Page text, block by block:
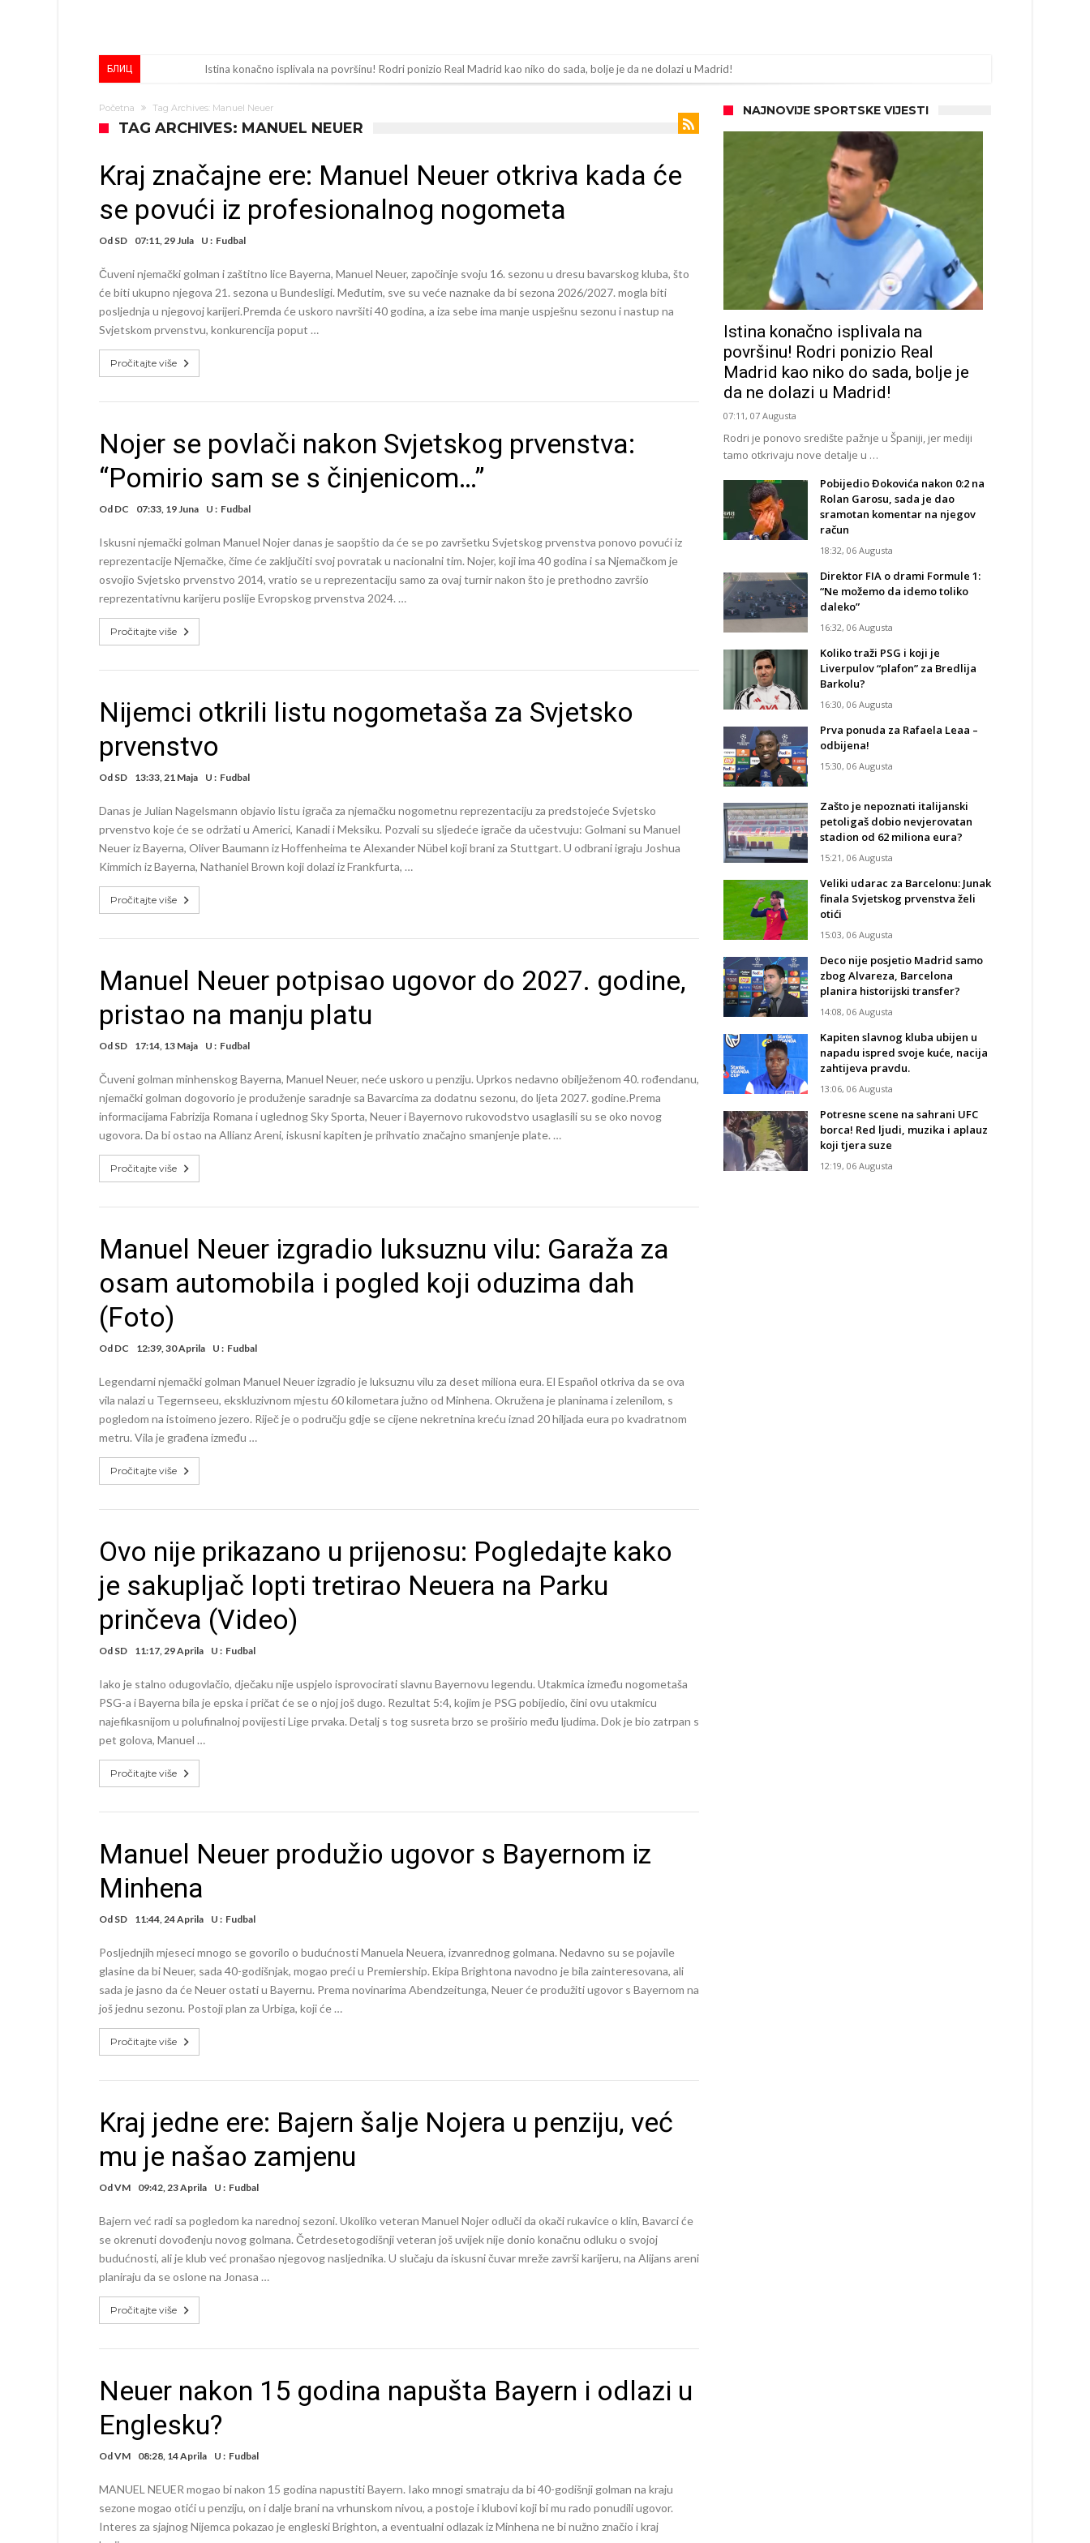
БЛИЦ Pobijedio Đokovića nakon 0:2 na Rolan Garosu, sada je dao sramotan komentar na njegov račun
Koliko traži PSG i koji je Liverpulov “plafon” za Bredlija Barkolu?
Zašto je nepoznati italijanski petoligaš dobio nevjerovatan stadion od 62 miliona eura?
Veliki udarac za Barcelonu: Junak finala Svjetskog prvenstva želi otići
Deco nije posjetio Madrid samo zbog Alvareza, Barcelona planira historijski transfer?
Potresne scene na sahrani UFC borca! Red ljudi, muzika i aplauz koji tjera suze
Početna Tag Archives: Manuel Neuer
TAG ARCHIVES: MANUEL NEUER
Kraj značajne ere: Manuel Neuer otkriva kada će
se povući iz profesionalnog nogometa
Od SD 07:11, 29 Jula U : Fudbal
Čuveni njemački golman i zaštitno lice Bayerna, Manuel Neuer, započinje svoju 16. sezonu u dresu bavarskog kluba, što
će biti ukupno njegova 21. sezona u Bundesligi. Međutim, sve su veće naznake da bi sezona 2026/2027. mogla biti
posljednja u njegovoj karijeri.Premda će uskoro navršiti 40 godina, a iza sebe ima manje uspješnu sezonu i nastup na
Svjetskom prvenstvu, konkurencija poput …
Pročitajte više
Nojer se povlači nakon Svjetskog prvenstva:
“Pomirio sam se s činjenicom…”
Od DC 07:33, 19 Juna U : Fudbal
Iskusni njemački golman Manuel Nojer danas je saopštio da će se po završetku Svjetskog prvenstva ponovo povući iz
reprezentacije Njemačke, čime će zaključiti svoj povratak u nacionalni tim. Nojer, koji ima 40 godina i sa Njemačkom je
osvojio Svjetsko prvenstvo 2014, vratio se u reprezentaciju samo za ovaj turnir nakon što je prethodno završio
reprezentativnu karijeru poslije Evropskog prvenstva 2024. …
Pročitajte više
Nijemci otkrili listu nogometaša za Svjetsko
prvenstvo
Od SD 13:33, 21 Maja U : Fudbal
Danas je Julian Nagelsmann objavio listu igrača za njemačku nogometnu reprezentaciju za predstojeće Svjetsko
prvenstvo koje će se održati u Americi, Kanadi i Meksiku. Pozvali su sljedeće igrače da učestvuju: Golmani su Manuel
Neuer iz Bayerna, Oliver Baumann iz Hoffenheima te Alexander Nübel koji brani za Stuttgart. U odbrani igraju Joshua
Kimmich iz Bayerna, Nathaniel Brown koji dolazi iz Frankfurta, …
Pročitajte više
Manuel Neuer potpisao ugovor do 2027. godine,
pristao na manju platu
Od SD 17:14, 13 Maja U : Fudbal
Čuveni golman minhenskog Bayerna, Manuel Neuer, neće uskoro u penziju. Uprkos nedavno obilježenom 40. rođendanu,
njemački golman dogovorio je produženje saradnje sa Bavarcima za dodatnu sezonu, do ljeta 2027. godine.Prema
informacijama Fabrizija Romana i uglednog Sky Sporta, Neuer i Bayernovo rukovodstvo usaglasili su se oko novog
ugovora. Da bi ostao na Allianz Areni, iskusni kapiten je prihvatio značajno smanjenje plate. …
Pročitajte više
Manuel Neuer izgradio luksuznu vilu: Garaža za
osam automobila i pogled koji oduzima dah
(Foto)
Od DC 12:39, 30 Aprila U : Fudbal
Legendarni njemački golman Manuel Neuer izgradio je luksuznu vilu za deset miliona eura. El Español otkriva da se ova
vila nalazi u Tegernseeu, ekskluzivnom mjestu 60 kilometara južno od Minhena. Okružena je planinama i zelenilom, s
pogledom na istoimeno jezero. Riječ je o području gdje se cijene nekretnina kreću iznad 20 hiljada eura po kvadratnom
metru. Vila je građena između …
Pročitajte više
Ovo nije prikazano u prijenosu: Pogledajte kako
je sakupljač lopti tretirao Neuera na Parku
prinčeva (Video)
Od SD 11:17, 29 Aprila U : Fudbal
Iako je stalno odugovlačio, dječaku nije uspjelo isprovocirati slavnu Bayernovu legendu. Utakmica između nogometaša
PSG-a i Bayerna bila je epska i pričat će se o njoj još dugo. Rezultat 5:4, kojim je PSG pobijedio, čini ovu utakmicu
najefikasnijom u polufinalnoj povijesti Lige prvaka. Detalj s tog susreta brzo se proširio među ljudima. Dok je bio zatrpan s
pet golova, Manuel …
Pročitajte više
Manuel Neuer produžio ugovor s Bayernom iz
Minhena
Od SD 11:44, 24 Aprila U : Fudbal
Posljednjih mjeseci mnogo se govorilo o budućnosti Manuela Neuera, izvanrednog golmana. Nedavno su se pojavile
glasine da bi Neuer, sada 40-godišnjak, mogao preći u Premiership. Ekipa Brightona navodno je bila zainteresovana, ali
sada je jasno da će Neuer ostati u Bayernu. Prema novinarima Abendzeitunga, Neuer će produžiti ugovor s Bayernom na
još jednu sezonu. Postoji plan za Urbiga, koji će …
Pročitajte više
Kraj jedne ere: Bajern šalje Nojera u penziju, već
mu je našao zamjenu
OdVM 09:42, 23 Aprila U : Fudbal
Bajern već radi sa pogledom ka narednoj sezoni. Ukoliko veteran Manuel Nojer odluči da okači rukavice o klin, Bavarci će
se okrenuti dovođenju novog golmana. Četrdesetogodišnji veteran još uvijek nije donio konačnu odluku o svojoj
budućnosti, ali je klub već pronašao njegovog nasljednika. U slučaju da iskusni čuvar mreže završi karijeru, na Alijans areni
planiraju da se oslone na Jonasa …
Pročitajte više
Neuer nakon 15 godina napušta Bayern i odlazi u
Englesku?
OdVM 08:28, 14 Aprila U : Fudbal
MANUEL NEUER mogao bi nakon 15 godina napustiti Bayern. Iako mnogi smatraju da bi 40-godišnji golman na kraju
sezone mogao otići u penziju, on i dalje brani na vrhunskom nivou, a postoje i klubovi koji bi mu rado ponudili ugovor.
Interes za sjajnog Nijemca pokazao je engleski Brighton, a eventualni odlazak iz Minhena ne bi nužno značio i kraj
NAJNOVIJE SPORTSKE VIJESTI
Istina konačno isplivala na
površinu! Rodri ponizio Real
Madrid kao niko do sada, bolje je
da ne dolazi u Madrid!
07:11, 07 Augusta
Rodri je ponovo središte pažnje u Španiji, jer mediji
tamo otkrivaju nove detalje u …
Pobijedio Đokovića nakon 0:2 na
Rolan Garosu, sada je dao
sramotan komentar na njegov
račun
18:32, 06 Augusta
Direktor FIA o drami Formule 1:
“Ne možemo da idemo toliko
daleko”
16:32, 06 Augusta
Koliko traži PSG i koji je
Liverpulov “plafon” za Bredlija
Barkolu?
16:30, 06 Augusta
Prva ponuda za Rafaela Leaa –
odbijena!
15:30, 06 Augusta
Zašto je nepoznati italijanski
petoligaš dobio nevjerovatan
stadion od 62 miliona eura?
15:21, 06 Augusta
Veliki udarac za Barcelonu: Junak
finala Svjetskog prvenstva želi
otići
15:03, 06 Augusta
Deco nije posjetio Madrid samo
zbog Alvareza, Barcelona
planira historijski transfer?
14:08, 06 Augusta
Kapiten slavnog kluba ubijen u
napadu ispred svoje kuće, nacija
zahtijeva pravdu.
13:06, 06 Augusta
Potresne scene na sahrani UFC
borca! Red ljudi, muzika i aplauz
koji tjera suze
12:19, 06 Augusta